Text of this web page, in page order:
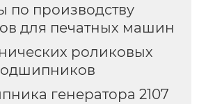
по производству
для печатных машин
роликовых
генератора 2107